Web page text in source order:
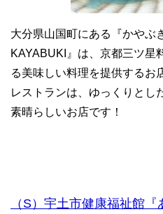
大分県山国町にある『かやぶ
KAYABUKI』は、京都三ツ星
る美味しい料理を提供するお
レストランは、ゆっくりとし
素晴らしいお店です！
（S）宇土市健康福祉館